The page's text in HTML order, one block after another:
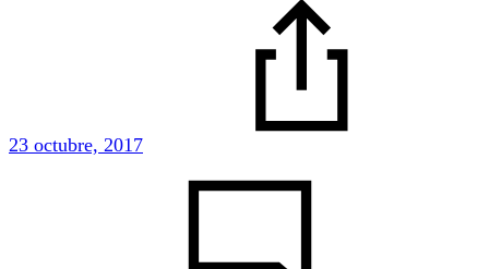
23 octubre, 2017